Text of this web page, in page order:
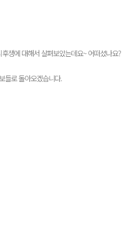
생에 대해서 살펴보았는데요~ 어떠셨나요?
들로 돌아오겠습니다.